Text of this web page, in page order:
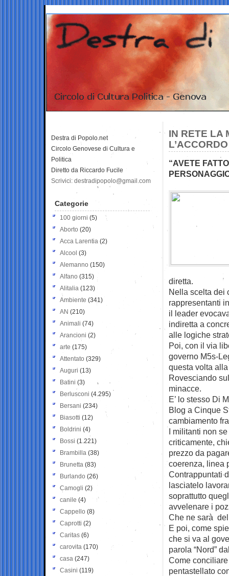
IN RETE LA
“AVETE
diretta.
Nella scelta dei
rappresentanti
il leader
indiretta a
alle logiche
Poi, con il via
governo M5s-
questa volta
Rovesciando
minacce.
E’ lo stesso Di
Blog a Cinque
cambiamento
I militanti non
criticamente,
prezzo da
coerenza, linea
Contrappuntati
lasciatelo
soprattutto
avvelenare i
Che ne sarà
E poi, come
che si va al
parola “Nord”
Come
pentastellato
Destra di Popolo.net
Circolo Genovese di Cultura e
Politica
Diretto da Riccardo Fucile
Scrivici: destradipopolo@gmail.com
Categorie
100 giorni (5)
Aborto (20)
Acca Larentia (2)
Alcool (3)
Alemanno (150)
Alfano (315)
Alitalia (123)
Ambiente (341)
AN (210)
Animali (74)
Arancioni (2)
arte (175)
Attentato (329)
Auguri (13)
Batini (3)
Berlusconi (4.295)
Bersani (234)
Biasotti (12)
Boldrini (4)
Bossi (1.221)
Brambilla (38)
Brunetta (83)
Burlando (26)
Camogli (2)
canile (4)
Cappello (8)
Caprotti (2)
Caritas (6)
carovita (170)
casa (247)
Casini (119)